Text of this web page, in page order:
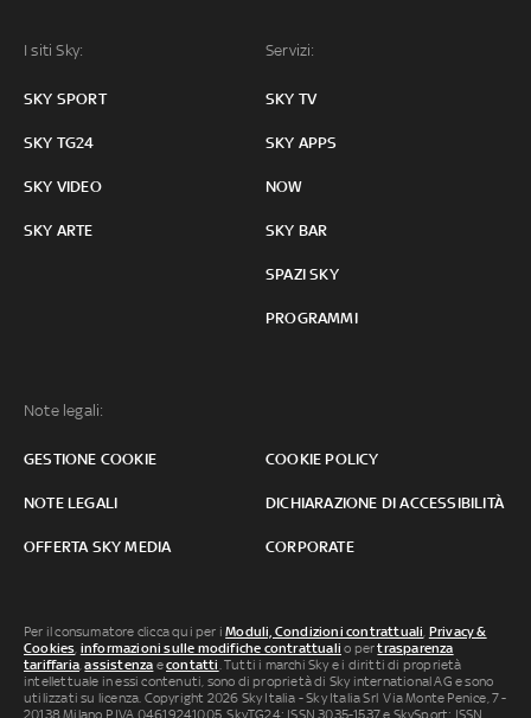
I siti Sky:
SKY SPORT
SKY TG24
SKY VIDEO
SKY ARTE
Servizi:
SKY TV
SKY APPS
NOW
SKY BAR
SPAZI SKY
PROGRAMMI
Note legali:
GESTIONE COOKIE COOKIE POLICY
NOTE LEGALI DICHIARAZIONE DI ACCESSIBILITÀ
OFFERTA SKY MEDIA CORPORATE
Per il consumatore clicca qui per iModuli, Condizioni contrattuali, Privacy &
Cookies, informazioni sulle modifiche contrattuali o pertrasparenza
tariffaria,assistenza econtatti. Tutti i marchi Sky e i diritti di proprietà
intellettuale in essi contenuti, sono di proprietà di Sky international AG e sono
utilizzati su licenza. Copyright 2026 Sky Italia - Sky Italia Srl Via Monte Penice, 7 -